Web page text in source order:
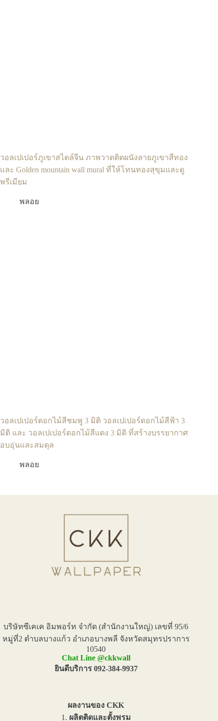
วอลเปเปอร์ภูเขาสไตล์จีน ภาพวาดติดผนังลายภูเขาสีทอง
และ Golden mountain wall mural ที่ให้โทนทองสุขุมและดู
พรีเมียม
พลอย
วอลเปเปอร์ดอกไม้สีชมพู 3 มิติ วอลเปเปอร์ดอกไม้สีฟ้า 3
มิติ และ วอลเปเปอร์ดอกไม้สีแดง 3 มิติ ที่สร้างบรรยากาศ
อบอุ่นและสมดุล
พลอย
บริษัทซีเคเค อิมพอร์ท จำกัด (สำนักงานใหญ่) เลขที่ 95/6
หมู่ที่2 ตำบลบางแก้ว อำเภอบางพลี จังหวัดสมุทรปราการ
10540
Chat Line @ckkwall
ยินดีบริการ 092-384-9937
ผลงานของ CKK
1. ผลิตติดและตั้งพรม